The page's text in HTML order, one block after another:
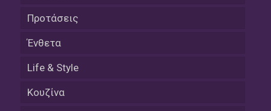
Προτάσεις
Ένθετα
Life & Style
Κουζίνα